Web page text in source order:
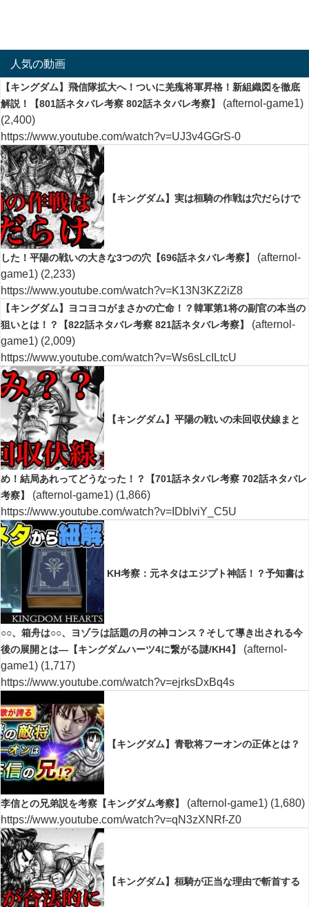
人気の動画
【キングダム】飛信隊拡大へ！ついに羌瘣将軍昇格！新組織図を徹底
解説！【801話ネタバレ考察 802話ネタバレ考察】
(afternol-game1)
(2,400)
https://www.youtube.com/watch?v=UJ3v4GGrS-0
【キングダム】実は桓騎の作戦は穴だらけで
した！平陽の戦いの大きな3つの穴【696話ネタバレ考察】
(afternol-
game1) (2,233)
https://www.youtube.com/watch?v=K13N3KZ2iZ8
【キングダム】ヨコヨコがまさかの亡命！？韓軍第1将の副官の本当の
狙いとは！？【822話ネタバレ考察 821話ネタバレ考察】
(afternol-
game1) (2,009)
https://www.youtube.com/watch?v=Ws6sLcILtcU
【キングダム】平陽の戦いの未回収伏線まと
め！結局あれってどうなった！？【701話ネタバレ考察 702話ネタバレ
考察】
(afternol-game1) (1,866)
https://www.youtube.com/watch?v=IDblviY_C5U
KH考察：元ネタはエジプト神話！？予知書は
○○、箱舟は○○、ヨゾラは話題の月の神コンス？そして導き出される今
後の展開とは―【キングダムハーツ4に繋がる謎/KH4】
(afternol-
game1) (1,717)
https://www.youtube.com/watch?v=ejrksDxBq4s
【キングダム】青歌将フーオンの正体とは？
李信との兄弟説を考察【キングダム考察】 (afternol-game1) (1,680)
https://www.youtube.com/watch?v=qN3zXNRf-Z0
【キングダム】桓騎が正当な理由で斬首する